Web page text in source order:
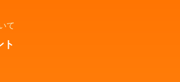
て
ト